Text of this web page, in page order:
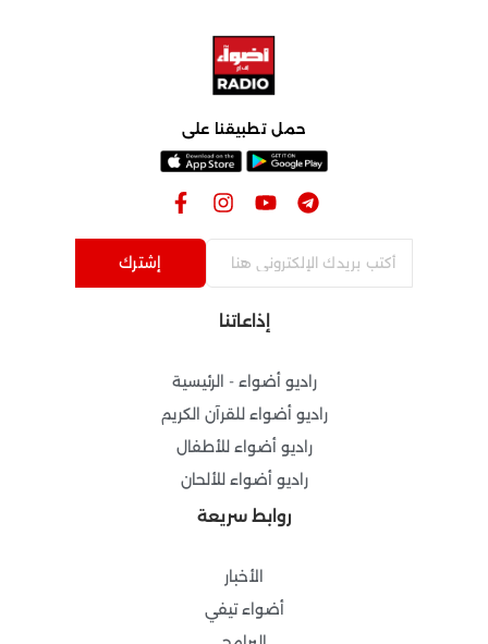
حمل تطبيقنا على
T
e
l
e
g
Y
o
u
t
u
e
I
n
s
a
r
m
F
a
c
b
-
f
إشترك
إذاعاتنا
راديو أضواء - الرئيسية
راديو أضواء للقرآن الكريم
راديو أضواء للأطفال
راديو أضواء للألحان
روابط سريعة
الأخبار
أضواء تيفي